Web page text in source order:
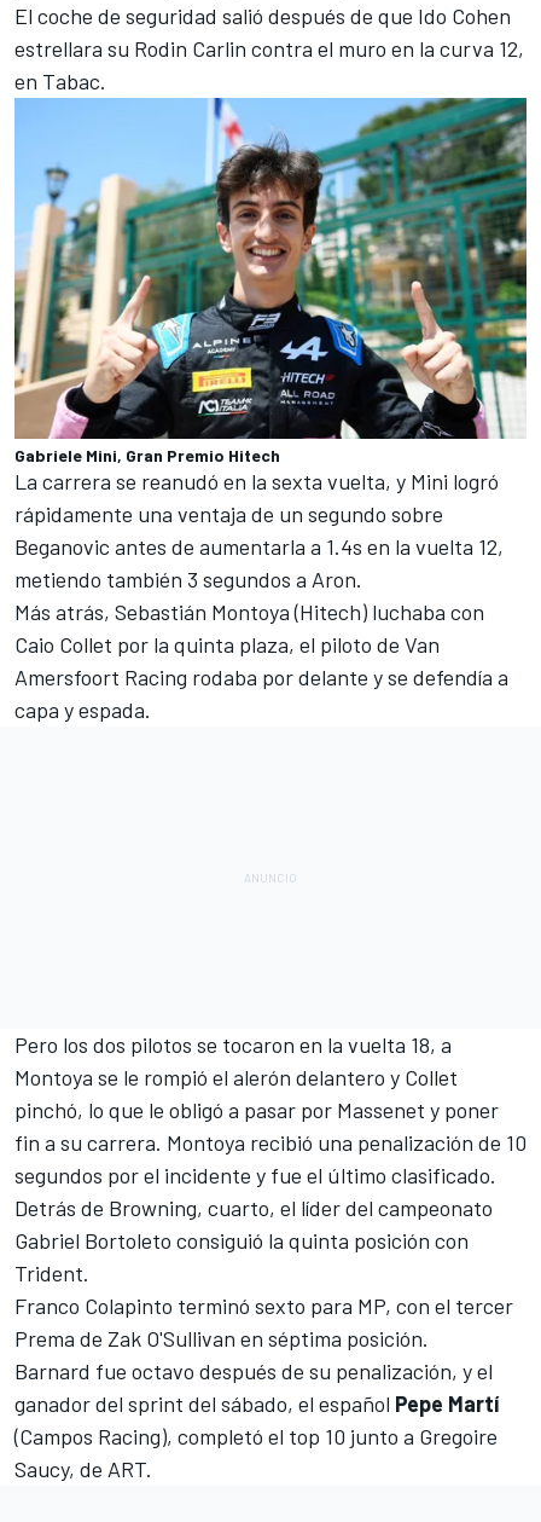
El coche de seguridad salió después de que Ido Cohen
estrellara su Rodin Carlin contra el muro en la curva 12,
en Tabac.
Gabriele Mini, Gran Premio Hitech
La carrera se reanudó en la sexta vuelta, y Mini logró
rápidamente una ventaja de un segundo sobre
Beganovic antes de aumentarla a 1.4s en la vuelta 12,
metiendo también 3 segundos a Aron.
Más atrás, Sebastián Montoya(Hitech) luchaba con
Caio Collet por la quinta plaza, el piloto de Van
Amersfoort Racing rodaba por delante y se defendía a
capa y espada.
Pero los dos pilotos se tocaron en la vuelta 18, a
Montoya se le rompió el alerón delantero y Collet
pinchó, lo que le obligó a pasar por Massenet y poner
fin a su carrera. Montoya recibió una penalización de 10
segundos por el incidente y fue el último clasificado.
Detrás de Browning, cuarto, el líder del campeonato
Gabriel Bortoleto consiguió la quinta posición con
Trident.
Franco Colapinto terminó sexto para MP, con el tercer
Prema de Zak O'Sullivan en séptima posición.
Barnard fue octavo después de su penalización, y el
ganador del sprint del sábado, el español Pepe Martí
(Campos Racing), completó el top 10 junto a Gregoire
Saucy, de ART.